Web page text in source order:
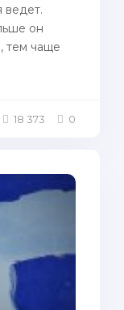
ведет.
он
тeм чаще
18 373 0